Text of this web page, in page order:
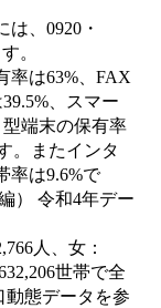
、0920・
。
率は63%、FAX
、スマー
型端末の保有率
。またインタ
率は9.6%で
） 令和4年デー
人、女：
世帯で全
動態データを参